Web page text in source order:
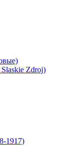
Zdroj)
1917)